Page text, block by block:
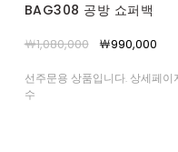
BAG308 공방 쇼퍼백
￦1,080,000 ￦990,000
선주문용 상품입니다. 상세페이
수